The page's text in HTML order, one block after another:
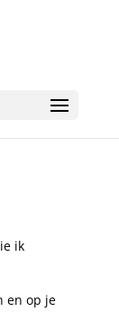
ik
en op je